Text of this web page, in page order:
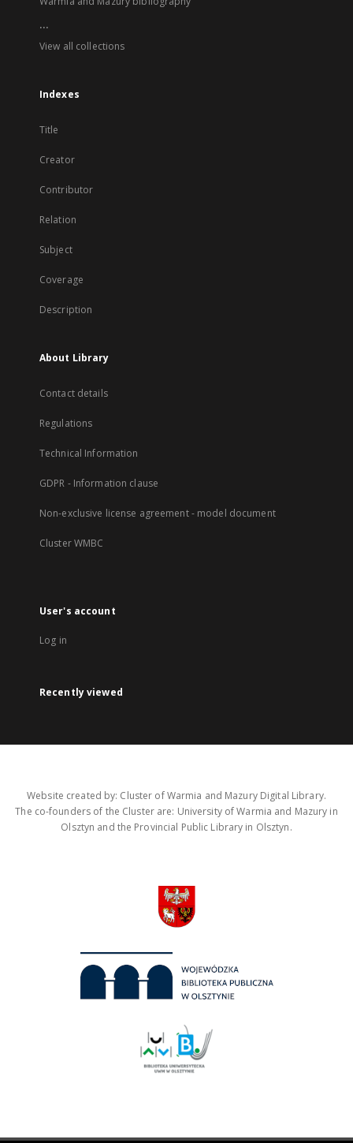
...
View all collections
Indexes
Title
Creator
Contributor
Relation
Subject
Coverage
Description
About Library
Contact details
Regulations
Technical Information
GDPR - Information clause
Non-exclusive license agreement - model document
Cluster WMBC
User's account
Log in
Recently viewed
Website created by: Cluster of Warmia and Mazury Digital Library.
The co-founders of the Cluster are: University of Warmia and Mazury in
Olsztyn and the Provincial Public Library in Olsztyn.